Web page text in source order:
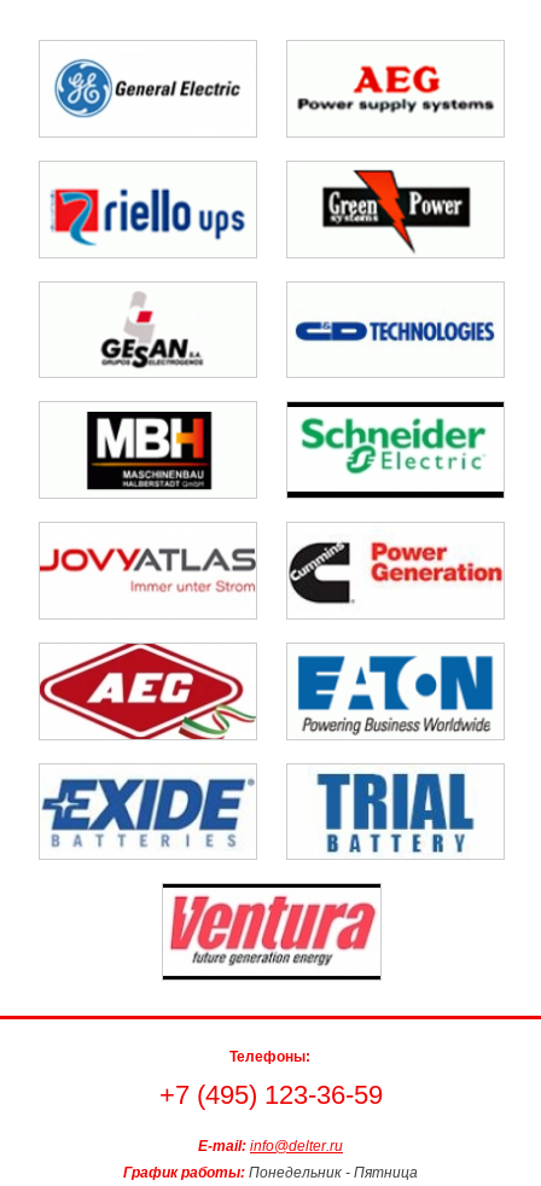
Телефоны:
+7 (495) 123-36-59
E-mail: info@delter.ru
График работы: Понедельник - Пятница